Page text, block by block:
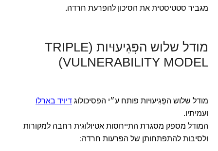
מגביר סטטיסטית את הסיכון להפרעת חרדה.
מודל שלוש הפְּגִיעוּיות (TRIPLE
VULNERABILITY MODEL)
מודל שלוש הפְּגִיעוּיות פותח ע״י הפסיכולוג דיויד בארלו
ועמיתיו.
המודל מספק מסגרת התייחסות אטיולוגית רחבה למקורות
ולסיבות להתפתחותן של הפרעות חרדה: